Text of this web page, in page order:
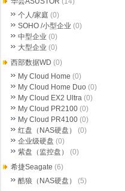
个人/家庭 (0)
SOHO /小型企业 (0)
中型企业 (0)
大型企业 (0)
西部数据WD (0)
My Cloud Home (0)
My Cloud Home Duo (0)
My Cloud EX2 Ultra (0)
My Cloud PR2100 (0)
My Cloud PR4100 (0)
红盘（NAS硬盘）
(0)
企业级硬盘 (0)
紫盘（监控盘）
(0)
希捷Seagate (6)
酷狼（NAS硬盘）
(5)